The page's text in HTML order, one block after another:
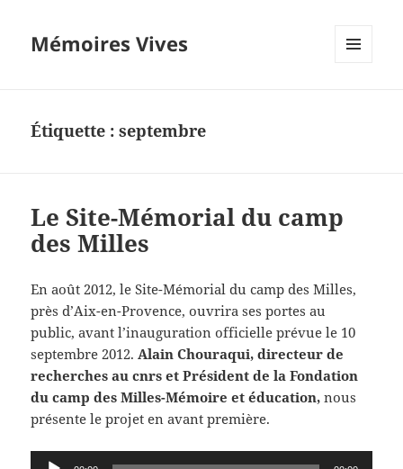
Mémoires Vives
Étiquette :septembre
Le Site-Mémorial du camp
des Milles
En août 2012, le Site-Mémorial du camp des Milles,
près d’Aix-en-Provence, ouvrira ses portes au
public, avant l’inauguration officielle prévue le 10
septembre 2012.Alain Chouraqui, directeur de
recherches au cnrs et Président de la Fondation
du camp des Milles-Mémoire et éducation, nous
présente le projet en avant première.
Lecteur